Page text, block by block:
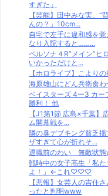
すぎた」
【芸能】田中みな実、
んの？」10cm...
自宅で左手に違和感を
なり入院すると……...
ペルソナ４R”メイン”ヒ
いかっただけと...
【ホロライブ】こより
海原雄山にどん兵衛食
ベイスターズ 4ー3 カ
勝利！ 他
【J1第1節 広島×千葉
ム開幕戦を...
隣の臭デブキング貧乏
ザすぎて心が折れそ...
退職前のわい 無敵状
戦時中の女子高生「私
よ！」←これ♡♡♡
【悲報】女芸人の吉住
ったと判明www